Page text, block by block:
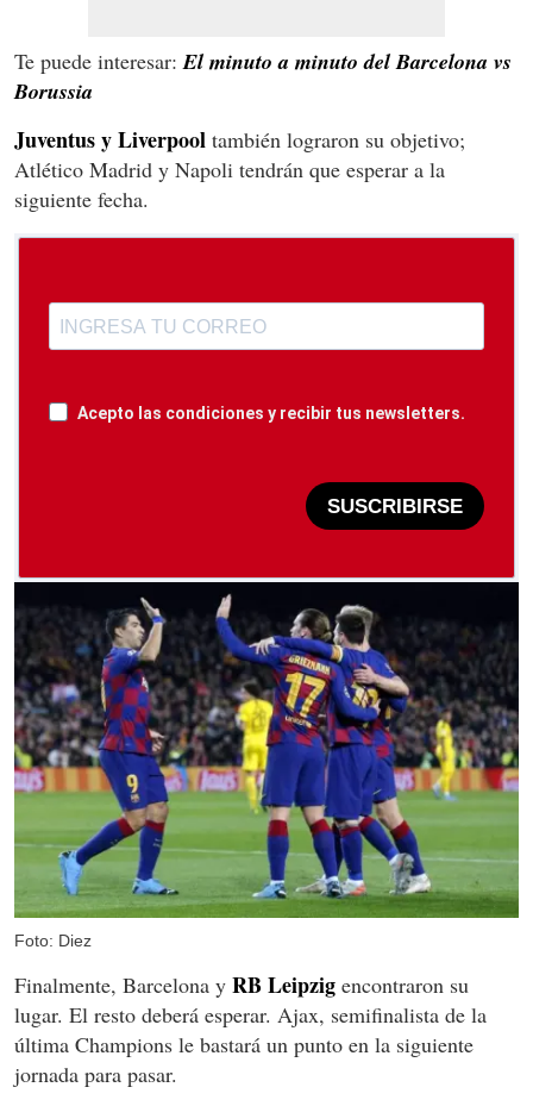
Te puede interesar: El minuto a minuto del Barcelona vs
Borussia
Juventus y Liverpool también lograron su objetivo;
Atlético Madrid y Napoli tendrán que esperar a la
siguiente fecha.
Acepto las condiciones y recibir tus newsletters.
SUSCRIBIRSE
Foto: Diez
Finalmente, Barcelona y RB Leipzig encontraron su
lugar. El resto deberá esperar. Ajax, semifinalista de la
última Champions le bastará un punto en la siguiente
jornada para pasar.